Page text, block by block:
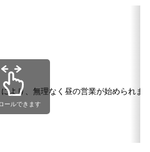
より、無理なく昼の営業が始められ
ールできます